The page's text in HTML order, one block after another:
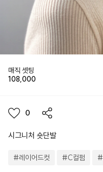
매직 셋팅
108,000
0
시그니처 숏단발
#레이어드컷 #C컬펌 #